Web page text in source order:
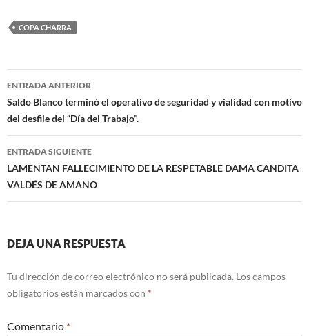
COPA CHARRA
Navegación
de
entradas
ENTRADA ANTERIOR
Saldo Blanco terminó el operativo de seguridad y vialidad con motivo
del desfile del “Día del Trabajo”.
ENTRADA SIGUIENTE
LAMENTAN FALLECIMIENTO DE LA RESPETABLE DAMA CANDITA
VALDÉS DE AMANO
DEJA UNA RESPUESTA
Tu dirección de correo electrónico no será publicada. Los campos
obligatorios están marcados con *
Comentario *